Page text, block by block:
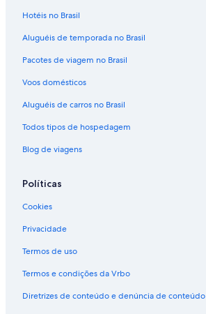
Hotéis no Brasil
Aluguéis de temporada no Brasil
Pacotes de viagem no Brasil
Voos domésticos
Aluguéis de carros no Brasil
Todos tipos de hospedagem
Blog de viagens
Políticas
Cookies
Privacidade
Termos de uso
Termos e condições da Vrbo
Diretrizes de conteúdo e denúncia de conteúdo